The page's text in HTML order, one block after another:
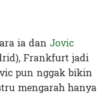
ia dan Jovic
Frankfurt jadi
pun nggak bikin
mengarah hanya